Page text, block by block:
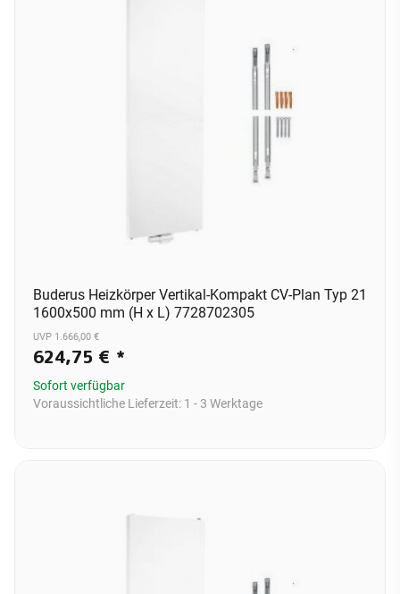
Buderus Heizkörper Vertikal-Kompakt CV-Plan Typ 21
1600x500 mm (H x L) 7728702305
UVP 1.666,00 €
624,75 € *
Sofort verfügbar
Voraussichtliche Lieferzeit: 1 - 3 Werktage